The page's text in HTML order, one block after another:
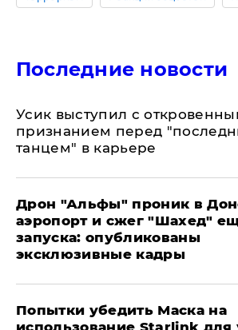
Последние новости
Усик выступил с
признанием перед
танцем" в карьере
Дрон "Альфы" проник в
аэропорт и сжег "Шахед"
запуска: опубликованы
эксклюзивные кадры
Попытки убедить Маска на